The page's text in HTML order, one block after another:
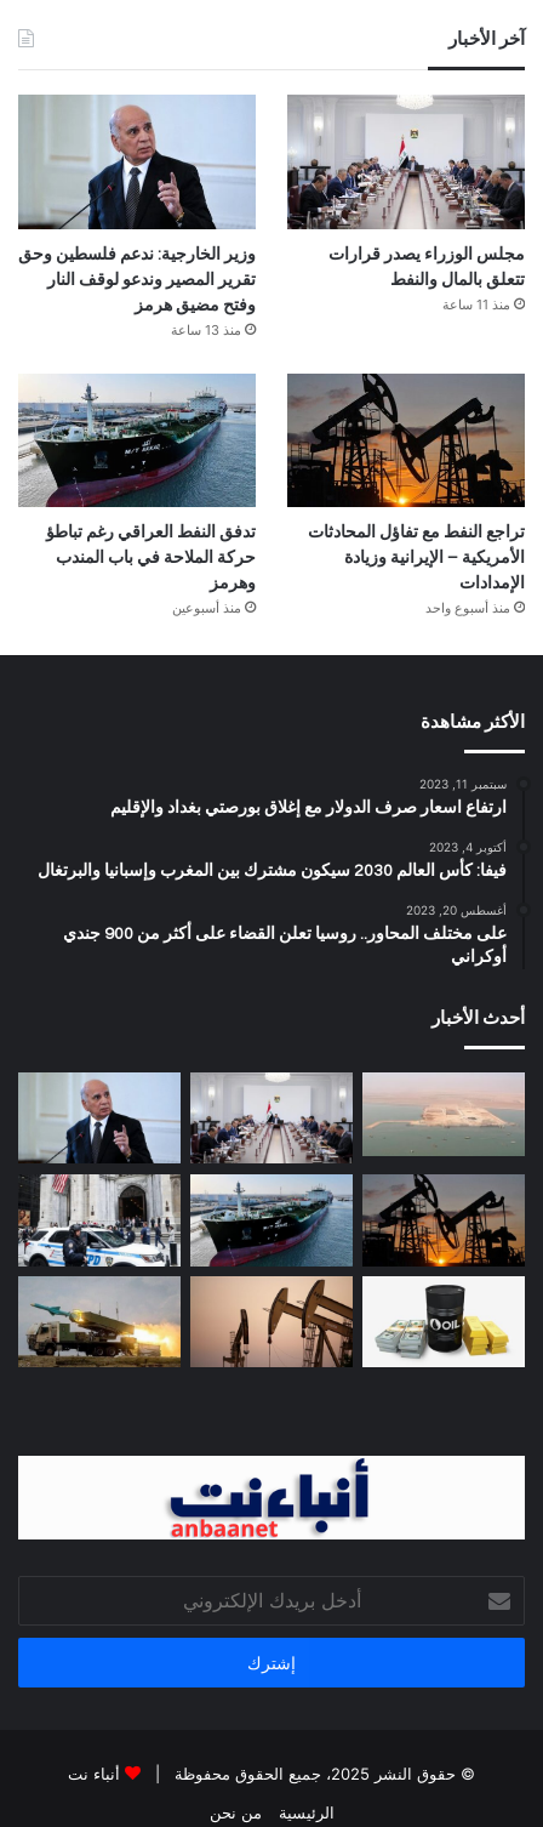
آخر الأخبار
مجلس الوزراء يصدر قرارات
تتعلق بالمال والنفط
منذ 11 ساعة
وزير الخارجية: ندعم فلسطين وحق
تقرير المصير وندعو لوقف النار
وفتح مضيق هرمز
منذ 13 ساعة
تراجع النفط مع تفاؤل المحادثات
الأمريكية – الإيرانية وزيادة
الإمدادات
منذ أسبوع واحد
تدفق النفط العراقي رغم تباطؤ
حركة الملاحة في باب المندب
وهرمز
منذ أسبوعين
الأكثر مشاهدة
سبتمبر 11, 2023
ارتفاع اسعار صرف الدولار مع إغلاق بورصتي بغداد والإقليم
أكتوبر 4, 2023
فيفا: كأس العالم 2030 سيكون مشترك بين المغرب وإسبانيا والبرتغال
أغسطس 20, 2023
على مختلف المحاور.. روسيا تعلن القضاء على أكثر من 900 جندي
أوكراني
أحدث الأخبار
بريدك
الإلكتروني
© حقوق النشر 2025، جميع الحقوق محفوظة |
أنباء نت
الرئيسية
من نحن